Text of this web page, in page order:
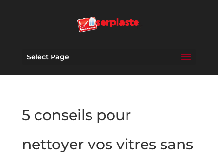
Select Page
5 conseils pour
nettoyer vos vitres sans